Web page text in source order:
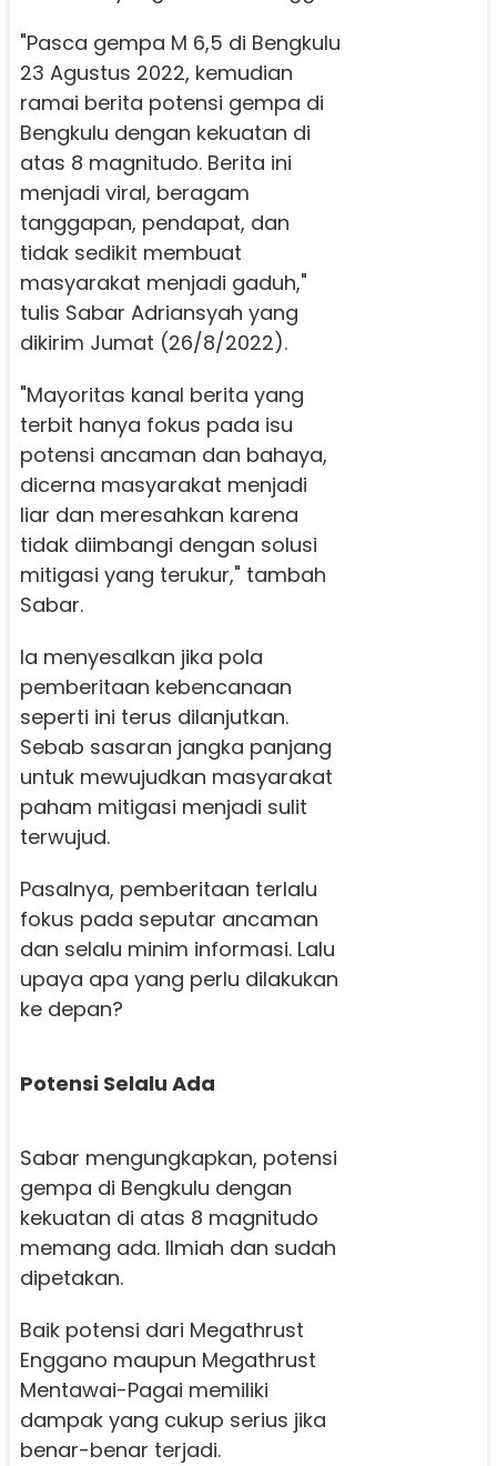
"Pasca gempa M 6,5 di Bengkulu
23 Agustus 2022, kemudian
ramai berita potensi gempa di
Bengkulu dengan kekuatan di
atas 8 magnitudo. Berita ini
menjadi viral, beragam
tanggapan, pendapat, dan
tidak sedikit membuat
masyarakat menjadi gaduh,"
tulis Sabar Adriansyah yang
dikirim Jumat (26/8/2022).
"Mayoritas kanal berita yang
terbit hanya fokus pada isu
potensi ancaman dan bahaya,
dicerna masyarakat menjadi
liar dan meresahkan karena
tidak diimbangi dengan solusi
mitigasi yang terukur," tambah
Sabar.
Ia menyesalkan jika pola
pemberitaan kebencanaan
seperti ini terus dilanjutkan.
Sebab sasaran jangka panjang
untuk mewujudkan masyarakat
paham mitigasi menjadi sulit
terwujud.
Pasalnya, pemberitaan terlalu
fokus pada seputar ancaman
dan selalu minim informasi. Lalu
upaya apa yang perlu dilakukan
ke depan?
Potensi Selalu Ada
Sabar mengungkapkan, potensi
gempa di Bengkulu dengan
kekuatan di atas 8 magnitudo
memang ada. Ilmiah dan sudah
dipetakan.
Baik potensi dari Megathrust
Enggano maupun Megathrust
Mentawai-Pagai memiliki
dampak yang cukup serius jika
benar-benar terjadi.